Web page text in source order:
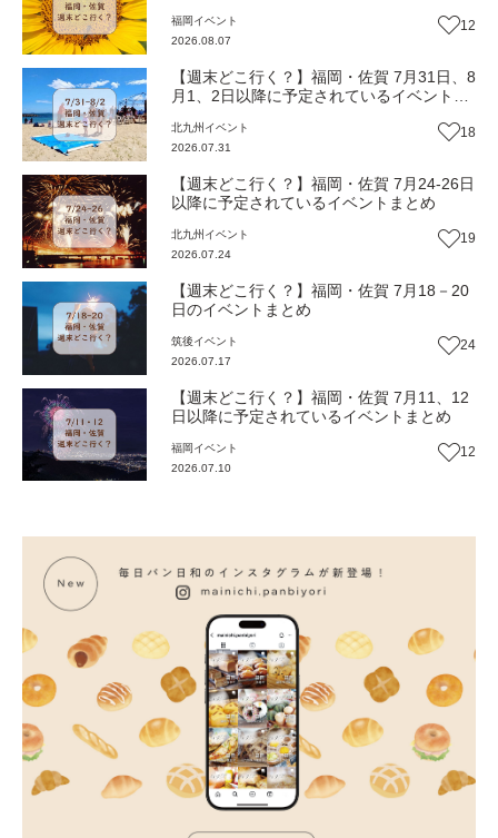
福岡 イベント
2026.08.07
12
【週末どこ行く？】福岡・佐賀 7月31日、8
月1、2日以降に予定されているイベントま
北九州 イベント
2026.07.31
18
【週末どこ行く？】福岡・佐賀 7月24-26日
以降に予定されているイベントまとめ
北九州 イベント
2026.07.24
19
【週末どこ行く？】福岡・佐賀 7月18－20
日のイベントまとめ
筑後イベント
2026.07.17
24
【週末どこ行く？】福岡・佐賀 7月11、12
日以降に予定されているイベントまとめ
福岡 イベント
2026.07.10
12